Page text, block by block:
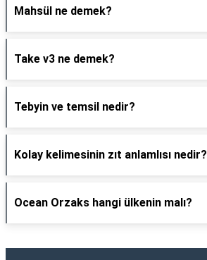
Mahsül ne demek?
Take v3 ne demek?
Tebyin ve temsil nedir?
Kolay kelimesinin zıt anlamlısı nedir?
Ocean Orzaks hangi ülkenin malı?